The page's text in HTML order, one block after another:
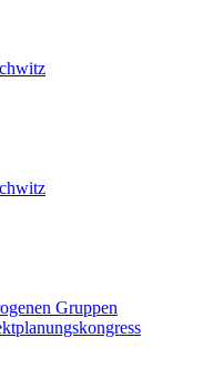
Gruppen